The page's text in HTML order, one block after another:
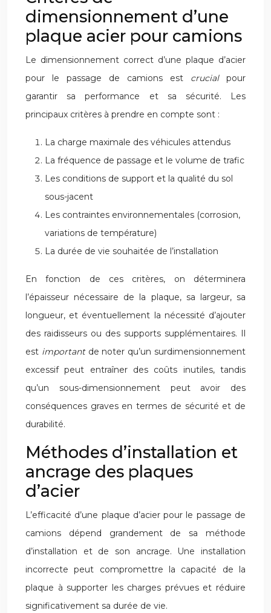
dimensionnement d’une
plaque acier pour camions
Le dimensionnement correct d’une plaque d’acier
pour le passage de camions est crucial pour
garantir sa performance et sa sécurité. Les
principaux critères à prendre en compte sont :
La charge maximale des véhicules attendus
La fréquence de passage et le volume de trafic
Les conditions de support et la qualité du sol
sous-jacent
Les contraintes environnementales (corrosion,
variations de température)
La durée de vie souhaitée de l’installation
En fonction de ces critères, on déterminera
l’épaisseur nécessaire de la plaque, sa largeur, sa
longueur, et éventuellement la nécessité d’ajouter
des raidisseurs ou des supports supplémentaires. Il
est important de noter qu’un surdimensionnement
excessif peut entraîner des coûts inutiles, tandis
qu’un sous-dimensionnement peut avoir des
conséquences graves en termes de sécurité et de
durabilité.
Méthodes d’installation et
ancrage des plaques
d’acier
L’efficacité d’une plaque d’acier pour le passage de
camions dépend grandement de sa méthode
d’installation et de son ancrage. Une installation
incorrecte peut compromettre la capacité de la
plaque à supporter les charges prévues et réduire
significativement sa durée de vie.